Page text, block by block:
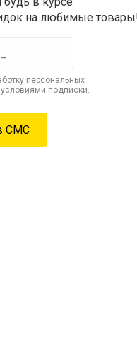
на любимые
персональных
условиями подписки.